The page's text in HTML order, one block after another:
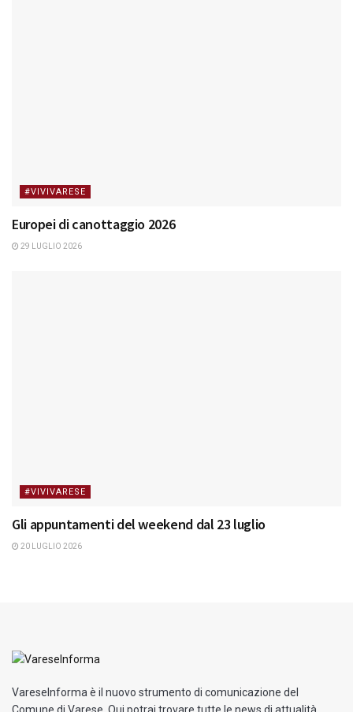
#VIVIVARESE
Europei di canottaggio 2026
29 LUGLIO 2026
#VIVIVARESE
Gli appuntamenti del weekend dal 23 luglio
20 LUGLIO 2026
VareseInforma è il nuovo strumento di comunicazione del